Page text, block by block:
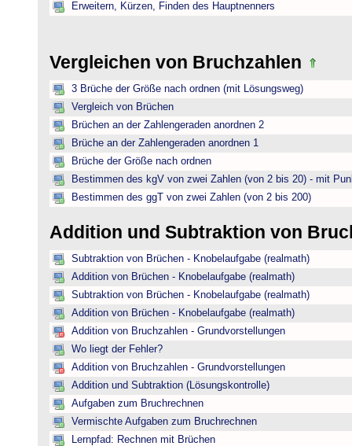
Erweitern, Kürzen, Finden des Hauptnenners
Vergleichen von Bruchzahlen
3 Brüche der Größe nach ordnen (mit Lösungsweg)
Vergleich von Brüchen
Brüchen an der Zahlengeraden anordnen 2
Brüche an der Zahlengeraden anordnen 1
Brüche der Größe nach ordnen
Bestimmen des kgV von zwei Zahlen (von 2 bis 20) - mit
Bestimmen des ggT von zwei Zahlen (von 2 bis 200)
Addition und Subtraktion von
Subtraktion von Brüchen - Knobelaufgabe (realmath)
Addition von Brüchen - Knobelaufgabe (realmath)
Subtraktion von Brüchen - Knobelaufgabe (realmath)
Addition von Brüchen - Knobelaufgabe (realmath)
Addition von Bruchzahlen - Grundvorstellungen
Wo liegt der Fehler?
Addition von Bruchzahlen - Grundvorstellungen
Addition und Subtraktion (Lösungskontrolle)
Aufgaben zum Bruchrechnen
Vermischte Aufgaben zum Bruchrechnen
Lernpfad: Rechnen mit Brüchen